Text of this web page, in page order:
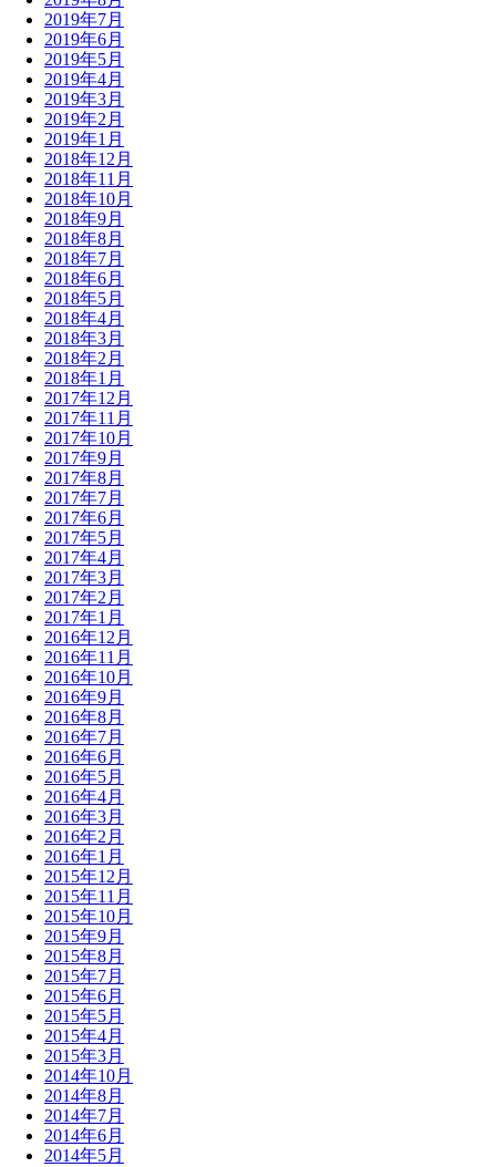
2019年7月
2019年6月
2019年5月
2019年4月
2019年3月
2019年2月
2019年1月
2018年12月
2018年11月
2018年10月
2018年9月
2018年8月
2018年7月
2018年6月
2018年5月
2018年4月
2018年3月
2018年2月
2018年1月
2017年12月
2017年11月
2017年10月
2017年9月
2017年8月
2017年7月
2017年6月
2017年5月
2017年4月
2017年3月
2017年2月
2017年1月
2016年12月
2016年11月
2016年10月
2016年9月
2016年8月
2016年7月
2016年6月
2016年5月
2016年4月
2016年3月
2016年2月
2016年1月
2015年12月
2015年11月
2015年10月
2015年9月
2015年8月
2015年7月
2015年6月
2015年5月
2015年4月
2015年3月
2014年10月
2014年8月
2014年7月
2014年6月
2014年5月